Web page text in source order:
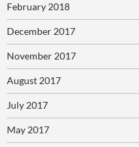
February 2018
December 2017
November 2017
August 2017
July 2017
May 2017